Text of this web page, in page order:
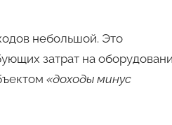
небольшой. Это
затрат на
«доходы минус